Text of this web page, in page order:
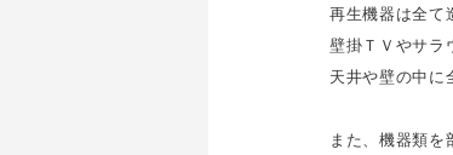
再生機器は全て
壁掛ＴＶやサラ
天井や壁の中に
また、機器類を